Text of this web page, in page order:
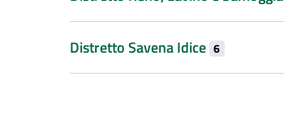
Distretto Savena Idice 6